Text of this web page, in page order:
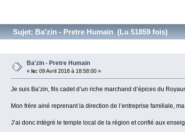
Sujet: Ba'zin - Pretre Humain (Lu 51859 fois)
Ba'zin - Pretre Humain
«le: 09 Avril 2018 à 18:58:00 »
Je suis Ba’zin, fils cadet d’un riche marchand d’épices du
Mon frère ainé reprenant la direction de l’entreprise familiale,
J’ai donc intégré le temple local de la région et confié aux